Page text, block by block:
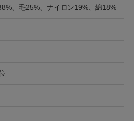
、毛25%、ナイロン19%、綿18%